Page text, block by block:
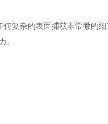
杂的表面捕获非常微的细
。